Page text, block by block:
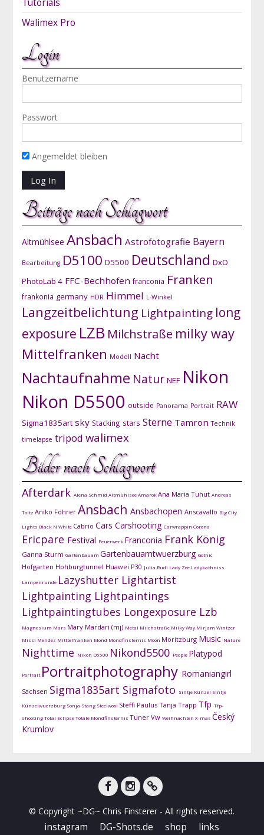
Tutorials
Walimex Pro
Login
Benutzername
Passwort
Angemeldet bleiben
Beiträge nach Schlagwort
Altmühlsee Ansbach Astrofotografie Bayern
Bearbeitung D5100 D5500 Deutschland DxO
PhotoLab 4 FFC-Bechhofen franconia Franken
frankonia germany HDR Himmel L-Winkel
Langzeitbelichtung Lightpainting long
exposure LZB Milchstraße milky way
Mittelfranken Modell Nacht
Nachtaufnahme Natur NEF Nikon
Nikon D5500 outside Panorama Portrait RAW
Sigma1835art sky Stacking stars Sterne Tamron Technik
timelapse tripod walimex
Bilder nach Schlagwort
Afterdark Alena Schmid AltmühlseeAmarokAna Maria Tuhut Andreas
Toltz Aniko Fohrer Ansbach Ansbachopen Anscavallo Big City
Lights Black N White Cabrio Cars Carshooting Carwrappin Corona
Ericpare Festival Feuerwerk Franconia Frank König
Ganna Sturm Gartenbauam Gartenbauamtwuerzburg Gothic
Hofgarten Hohburgtunnel Huawei P30 Julia Rudi Lady Zee Ladykathniss
Lampenrunde Lazyshutter Lightartist
Lightpainting Lightpaintings
Lightpaintingtubes Longexposure Lzb
Magnesium Mars Mary Mardari (mj) Metal Milchstraße Milky Way Mirjam Wintzer
Missi Mendez Mitttelfranken Mond Mondfinsternis Moon Moritzburg Music Nature
Nighttime Nikon D5500 Nikond5500 People Platypod
Portrait Portraitphotography Romaniangirl
Sachsen Sigma1835art Sigmafoto Sintje Künzel Sintje
Künzelwuerzburg Sonja Stang Steelwool Steffi Paulus Tanja Trapp Tfp Tfp-
shootingTotal EclipseTotale Mondfinsternis Tuner Vw Weihnachten X-mas Český
Krumlov
© Copyright ~DG~ Chris Finsterer - All rights reserved.
instagram DG-Shots.de shop links